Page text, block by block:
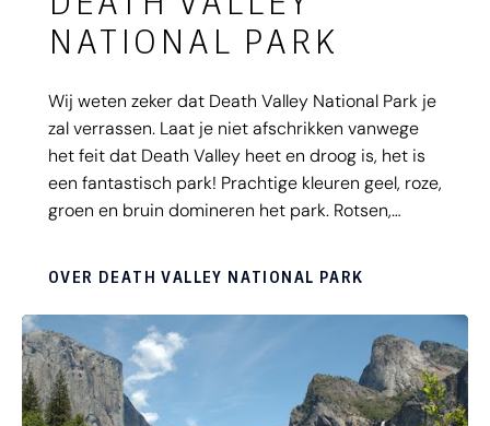
NATIONAL PARK
Wij weten zeker dat Death Valley National Park je
zal verrassen. Laat je niet afschrikken vanwege
het feit dat Death Valley heet en droog is, het is
een fantastisch park! Prachtige kleuren geel, roze,
groen en bruin domineren het park. Rotsen,
Dante's View zijn onze favorieten.
OVER DEATH VALLEY NATIONAL PARK